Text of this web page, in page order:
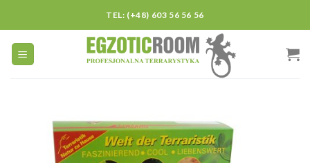
content
TEL: (+48) 603 56 56 56